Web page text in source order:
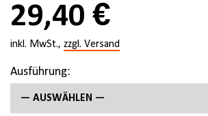
29,40 €
inkl. MwSt., zzgl. Versand
Ausführung:
— AUSWÄHLEN —